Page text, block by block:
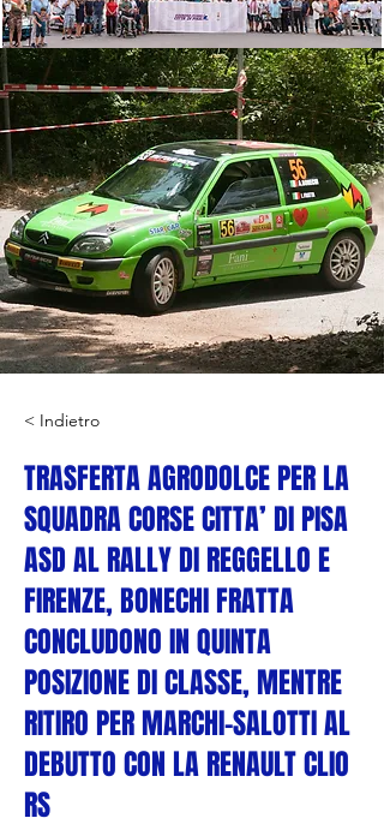
< Indietro
TRASFERTA AGRODOLCE PER LA
SQUADRA CORSE CITTA’ DI PISA
ASD AL RALLY DI REGGELLO E
FIRENZE, BONECHI FRATTA
CONCLUDONO IN QUINTA
POSIZIONE DI CLASSE, MENTRE
RITIRO PER MARCHI-SALOTTI AL
DEBUTTO CON LA RENAULT CLIO
RS